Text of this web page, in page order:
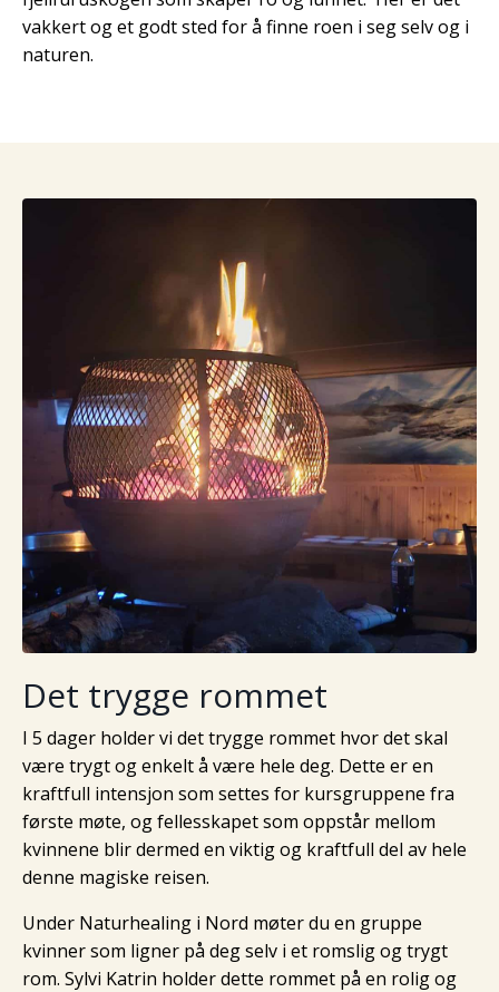
vakkert og et godt sted for å finne roen i seg selv og i
naturen.
Det trygge rommet
I 5 dager holder vi det trygge rommet hvor det skal
være trygt og enkelt å være hele deg. Dette er en
kraftfull intensjon som settes for kursgruppene fra
første møte, og fellesskapet som oppstår mellom
kvinnene blir dermed en viktig og kraftfull del av hele
denne magiske reisen.
Under Naturhealing i Nord møter du en gruppe
kvinner som ligner på deg selv i et romslig og trygt
rom. Sylvi Katrin holder dette rommet på en rolig og